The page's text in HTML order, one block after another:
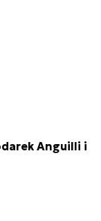
Anguilli i